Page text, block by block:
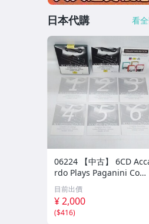
日本代購 看
06224 【中古】 6CD
rdo Plays Paganini Comp
lete Recordings サルヴァ
トーレ・アッカルド パガ
ニーニ ヴァイオリン クラ
シック
目前出價
¥ 2,000
($416)